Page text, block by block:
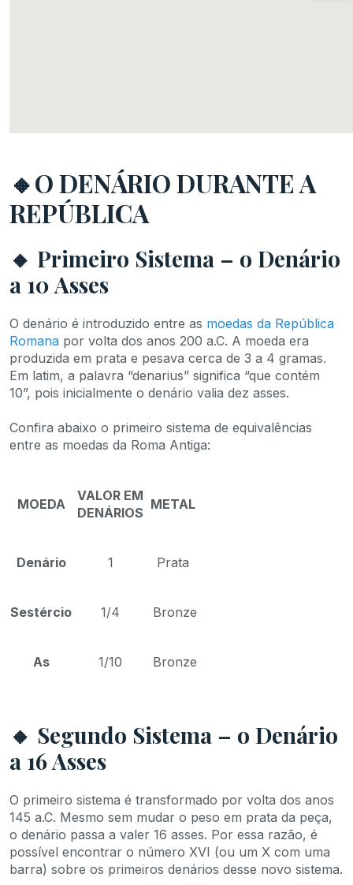
🔸O DENÁRIO DURANTE A
REPÚBLICA
🔸 Primeiro Sistema – o Denário
a 10 Asses
O denário é introduzido entre as moedas da República
Romana por volta dos anos 200 a.C. A moeda era
produzida em prata e pesava cerca de 3 a 4 gramas.
Em latim, a palavra “denarius” significa “que contém
10”, pois inicialmente o denário valia dez asses.
Confira abaixo o primeiro sistema de equivalências
entre as moedas da Roma Antiga:
MOEDA
VALOR EM
DENÁRIOS
METAL
Denário 1 Prata
Sestércio 1/4 Bronze
As 1/10 Bronze
🔸 Segundo Sistema – o Denário
a 16 Asses
O primeiro sistema é transformado por volta dos anos
145 a.C. Mesmo sem mudar o peso em prata da peça,
o denário passa a valer 16 asses. Por essa razão, é
possível encontrar o número XVI (ou um X com uma
barra) sobre os primeiros denários desse novo sistema.